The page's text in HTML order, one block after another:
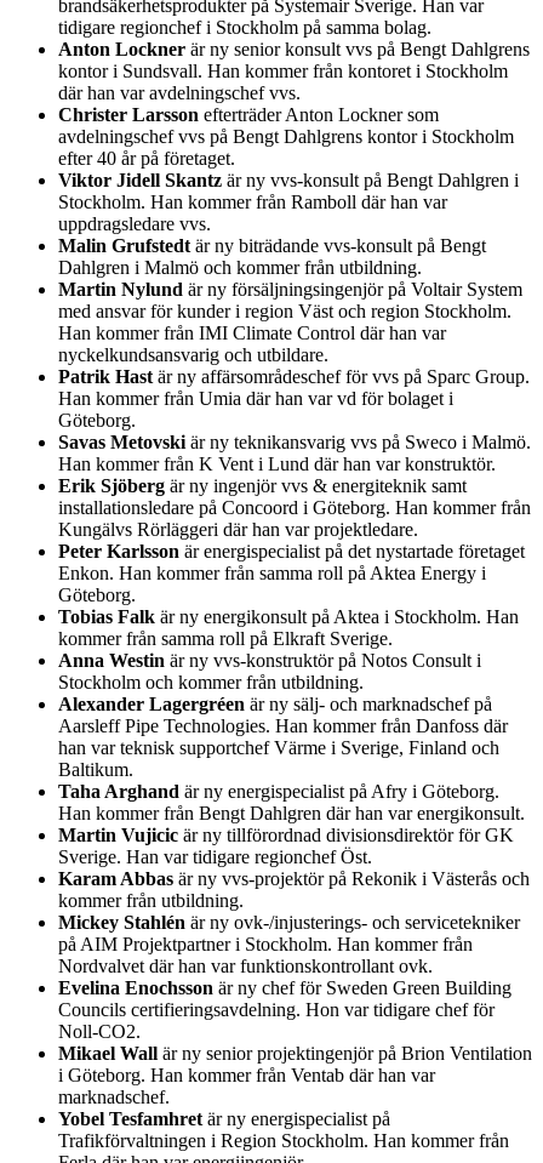
brandsäkerhetsprodukter på Systemair Sverige. Han var
tidigare regionchef i Stockholm på samma bolag.
Anton Lockner är ny senior konsult vvs på Bengt Dahlgrens
kontor i Sundsvall. Han kommer från kontoret i Stockholm
där han var avdelningschef vvs.
Christer Larsson efterträder Anton Lockner som
avdelningschef vvs på Bengt Dahlgrens kontor i Stockholm
efter 40 år på företaget.
Viktor Jidell Skantz är ny vvs-konsult på Bengt Dahlgren i
Stockholm. Han kommer från Ramboll där han var
uppdragsledare vvs.
Malin Grufstedt är ny biträdande vvs-konsult på Bengt
Dahlgren i Malmö och kommer från utbildning.
Martin Nylund är ny försäljningsingenjör på Voltair System
med ansvar för kunder i region Väst och region Stockholm.
Han kommer från IMI Climate Control där han var
nyckelkundsansvarig och utbildare.
Patrik Hast är ny affärsområdeschef för vvs på Sparc Group.
Han kommer från Umia där han var vd för bolaget i
Göteborg.
Savas Metovski är ny teknikansvarig vvs på Sweco i Malmö.
Han kommer från K Vent i Lund där han var konstruktör.
Erik Sjöberg är ny ingenjör vvs & energiteknik samt
installationsledare på Concoord i Göteborg. Han kommer från
Kungälvs Rörläggeri där han var projektledare.
Peter Karlsson är energispecialist på det nystartade företaget
Enkon. Han kommer från samma roll på Aktea Energy i
Göteborg.
Tobias Falk är ny energikonsult på Aktea i Stockholm. Han
kommer från samma roll på Elkraft Sverige.
Anna Westin är ny vvs-konstruktör på Notos Consult i
Stockholm och kommer från utbildning.
Alexander Lagergréen är ny sälj- och marknadschef på
Aarsleff Pipe Technologies. Han kommer från Danfoss där
han var teknisk supportchef Värme i Sverige, Finland och
Baltikum.
Taha Arghand är ny energispecialist på Afry i Göteborg.
Han kommer från Bengt Dahlgren där han var energikonsult.
Martin Vujicic är ny tillförordnad divisionsdirektör för GK
Sverige. Han var tidigare regionchef Öst.
Karam Abbas är ny vvs-projektör på Rekonik i Västerås och
kommer från utbildning.
Mickey Stahlén är ny ovk-/injusterings- och servicetekniker
på AIM Projektpartner i Stockholm. Han kommer från
Nordvalvet där han var funktionskontrollant ovk.
Evelina Enochsson är ny chef för Sweden Green Building
Councils certifieringsavdelning. Hon var tidigare chef för
Noll-CO2.
Mikael Wall är ny senior projektingenjör på Brion Ventilation
i Göteborg. Han kommer från Ventab där han var
marknadschef.
Yobel Tesfamhret är ny energispecialist på
Trafikförvaltningen i Region Stockholm. Han kommer från